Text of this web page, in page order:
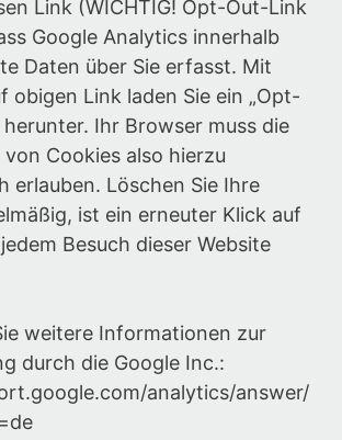
Link (WICHTIG! Opt-Out-Link
Google Analytics innerhalb
Daten über Sie erfasst. Mit
obigen Link laden Sie ein „Opt-
herunter. Ihr Browser muss die
Cookies also hierzu
erlauben. Löschen Sie Ihre
ist ein erneuter Klick auf
Besuch dieser Website
weitere Informationen zur
durch die Google Inc.:
analytics/answer/